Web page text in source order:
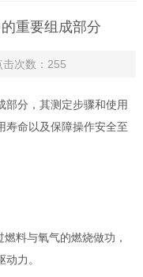
重要组成部分
次数：255
部分，其测定步骤和使用
寿命以及保障操作安全至
料与氧气的燃烧做功，
力。